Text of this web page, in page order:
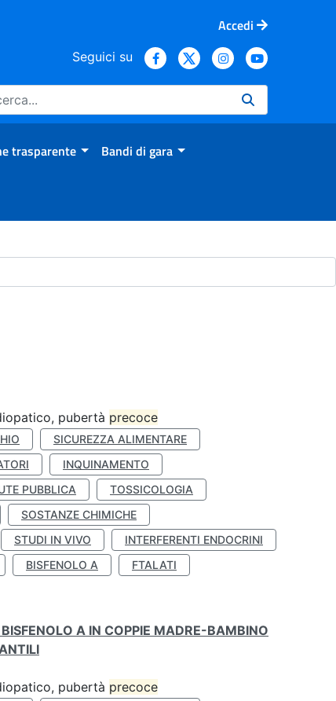
Accedi
Seguici su
trasparente Bandi di gara
pubertà precoce
SICUREZZA ALIMENTARE
INQUINAMENTO
PUBBLICA
TOSSICOLOGIA
SOSTANZE CHIMICHE
STUDI IN VIVO
INTERFERENTI ENDOCRINI
BISFENOLO A
FTALATI
A IN COPPIE MADRE-BAMBINO
pubertà precoce